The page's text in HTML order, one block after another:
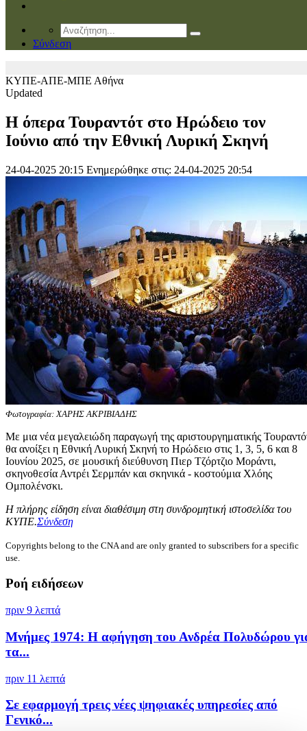
Σύνδεση
ΚΥΠΕ-AΠΕ-ΜΠΕ Αθήνα
Updated
H όπερα Τουραντότ στο Ηρώδειο τον
Ιούνιο από την Εθνική Λυρική Σκηνή
24-04-2025 20:15 Ενημερώθηκε στις: 24-04-2025 20:54
Φωτογραφία: ΧΑΡΗΣ ΑΚΡΙΒΙΑΔΗΣ
Με μια νέα μεγαλειώδη παραγωγή της αριστουργηματικής
θα ανοίξει η Εθνική Λυρική Σκηνή το Ηρώδειο στις 1, 3, 5, 6 και 8
Ιουνίου 2025, σε μουσική διεύθυνση Πιερ Τζόρτζιο Μοράντι,
σκηνοθεσία Αντρέι Σερμπάν και σκηνικά - κοστούμια Χλόης
Ομπολένσκι.
Η πλήρης είδηση είναι διαθέσιμη στη συνδρομητική ιστοσελίδα του
ΚΥΠΕ.Σύνδεση
Copyrights belong to the CNA and are only granted to subscribers for a specific
use.
Ροή ειδήσεων
πριν 9 λεπτά
Μνήμες 1974: Η αφήγηση του Ανδρέα Πολυδώρου
τα...
πριν 11 λεπτά
Σε εφαρμογή τρεις νέες ψηφιακές υπηρεσίες από
Γενικό...